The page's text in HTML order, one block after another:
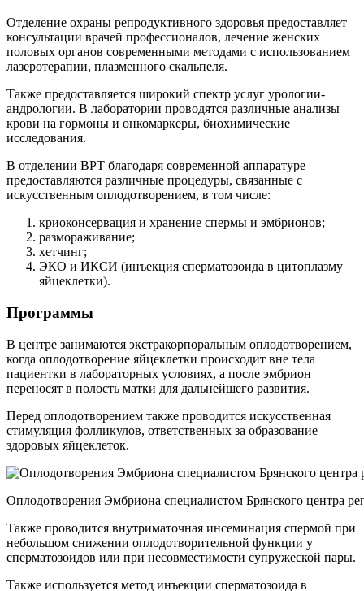
Отделение охраны репродуктивного здоровья предоставляет
консультации врачей профессионалов, лечение женских
половых органов современными методами с использованием
лазеротерапии, плазменного скальпеля.
Также предоставляется широкий спектр услуг урологии-
андрологии. В лаборатории проводятся различные анализы
крови на гормоны и онкомаркеры, биохимические
исследования.
В отделении ВРТ благодаря современной аппаратуре
предоставляются различные процедуры, связанные с
искусственным оплодотворением, в том числе:
криоконсервация и хранение спермы и эмбрионов;
размораживание;
хетчинг;
ЭКО и ИКСИ (инъекция сперматозоида в цитоплазму
яйцеклетки).
Программы
В центре занимаются экстракорпоральным оплодотворением,
когда оплодотворение яйцеклетки происходит вне тела
пациентки в лабораторных условиях, а после эмбрион
переносят в полость матки для дальнейшего развития.
Перед оплодотворением также проводится искусственная
стимуляция фолликулов, ответственных за образование
здоровых яйцеклеток.
Оплодотворения Эмбриона специалистом Брянского центра
Также проводится внутриматочная инсеминация спермой при
небольшом снижении оплодотворительной функции у
сперматозоидов или при несовместимости супружеской пары.
Также используется метод инъекции сперматозоида в